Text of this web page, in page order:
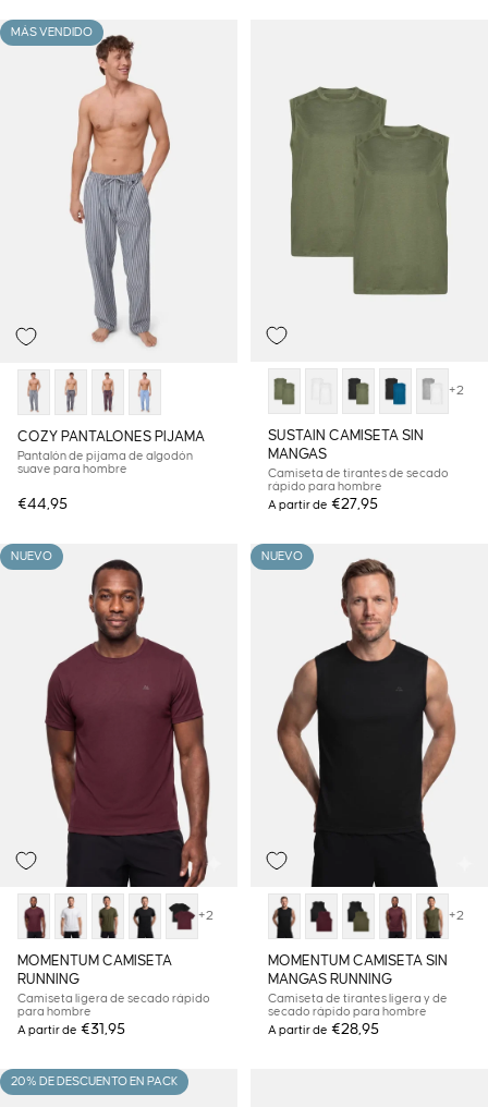
MÁS VENDIDO
COZY PANTALONES PIJAMA
Pantalón de pijama de algodón
suave para hombre
€44,95
+2
SUSTAIN CAMISETA SIN
MANGAS
Camiseta de tirantes de secado
rápido para hombre
A partir de €27,95
NUEVO
+2
MOMENTUM CAMISETA
RUNNING
Camiseta ligera de secado rápido
para hombre
A partir de €31,95
NUEVO
+2
MOMENTUM CAMISETA SIN
MANGAS RUNNING
Camiseta de tirantes ligera y de
secado rápido para hombre
A partir de €28,95
20% DE DESCUENTO EN PACK